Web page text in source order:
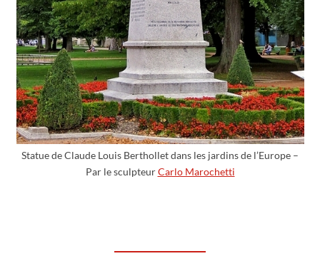
Statue de Claude Louis Berthollet dans les jardins de l’Europe –
Par le sculpteurCarlo Marochetti